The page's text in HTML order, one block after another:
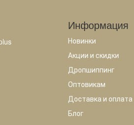
Информация
Новинки
Акции и скидки
Дропшиппинг
Оптовикам
Доставка и оплата
Блог